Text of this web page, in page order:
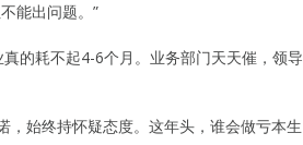
能出问题。”
的耗不起4-6个月。业务部门天天催，领导
，始终持怀疑态度。这年头，谁会做亏本生